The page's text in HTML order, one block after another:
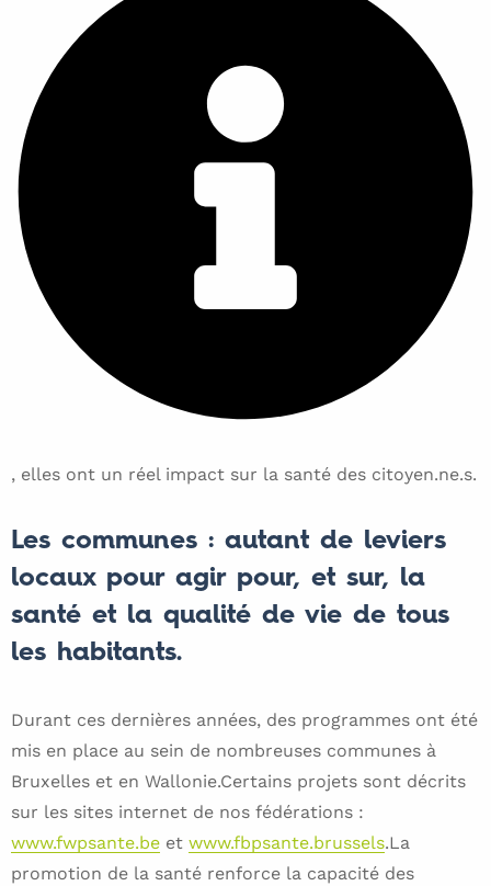
, elles ont un réel impact sur la santé des citoyen.ne.s.
Les communes : autant de leviers
locaux pour agir pour, et sur, la
santé et la qualité de vie de tous
les habitants.
Durant ces dernières années, des programmes ont été
mis en place au sein de nombreuses communes à
Bruxelles et en Wallonie.Certains projets sont décrits
sur les sites internet de nos fédérations :
www.fwpsante.be et www.fbpsante.brussels.La
promotion de la santé renforce la capacité des